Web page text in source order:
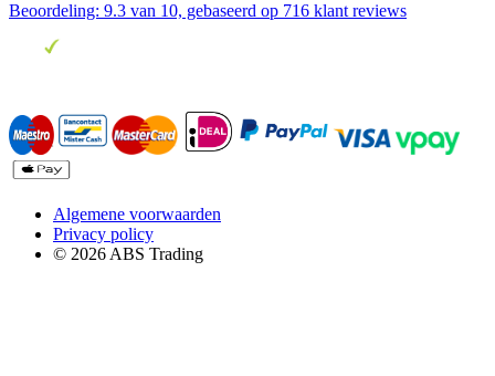
Beoordeling: 9.3 van 10, gebaseerd op 716 klant reviews
Algemene voorwaarden
Privacy policy
© 2026 ABS Trading